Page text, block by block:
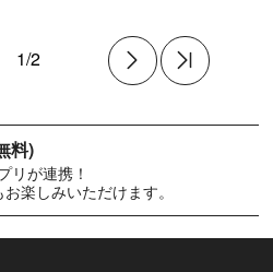
1/2
料)
リが連携！
楽しみいただけます。